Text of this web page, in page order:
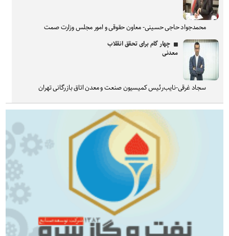
محمدجواد حاجی حسینی- معاون حقوقی و امور مجلس وزارت صمت
چهار گام برای تحقق انقلاب
معدنی
سجاد غرقی-نایب‌رئیس کمیسیون صنعت و معدن اتاق بازرگانی تهران